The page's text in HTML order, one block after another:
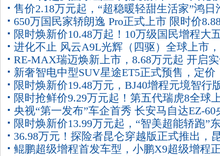
售价2.18万元起，“超稳暖轻甜生活家”鸿日
糖正式上市！
650万国民家轿朗逸 Pro正式上市 限时价
元-11.29万元
限时焕新价10.48万起！10万级国民增程大
SUV就选埃安i60
进化不止 风云A9L光辉（四驱）全球上市
级置换抢购价17.19万元起
RE-MAX瑞迈焕新上市，8.68万元起 开启
派皮卡新篇章
新奢智电中型SUV星途ET5正式预售，定价
15.99万元起
限时焕新价19.48万元，BJ40增程元境智行
式上市！
限时抢鲜价9.29万元起！第五代瑞虎8全球
央视“第一发布”车企首秀 长安马自达EZ-60
认证全球好车
限时焕新价13.99万元起，“智美超能轿跑”
奕派eπ007+正式上市
36.98万元！探险者昆仑穿越版正式推出，
谱系实现5/6/7座全覆盖
鲲鹏超级增程首发车型，小鹏X9超级增程